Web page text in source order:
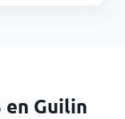
Guilin